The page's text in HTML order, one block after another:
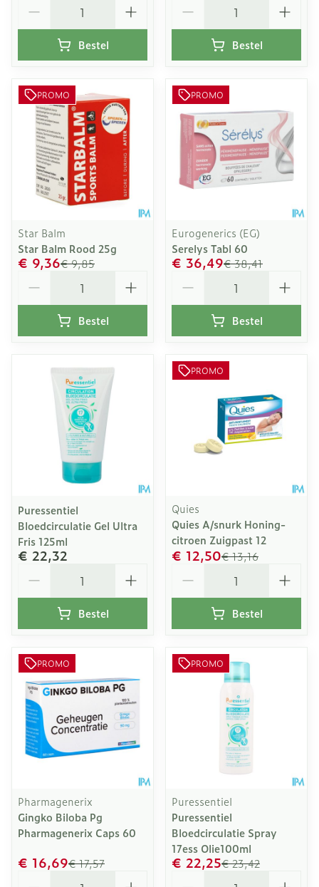
Bestel Bestel
PROMO
Star Balm
Star Balm Rood 25g
€ 9,85
€ 9,36
Bestel
PROMO
Eurogenerics (EG)
Serelys Tabl 60
€ 38,41
€ 36,49
Bestel
Puressentiel
Bloedcirculatie Gel Ultra
Fris 125ml
€ 22,32
Bestel
PROMO
Quies
Quies A/snurk Honing-
citroen Zuigpast 12
€ 13,16
€ 12,50
Bestel
PROMO
Pharmagenerix
Gingko Biloba Pg
Pharmagenerix Caps 60
€ 17,57
€ 16,69
PROMO
Puressentiel
Puressentiel
Bloedcirculatie Spray
17ess Olie100ml
€ 23,42
€ 22,25